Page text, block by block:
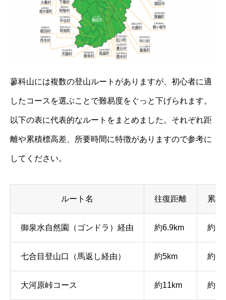
蓼科山には複数の登山ルートがありますが、初心者に適
したコースを選ぶことで難易度をぐっと下げられます。
以下の表に代表的なルートをまとめました。それぞれ距
離や累積標高差、所要時間に特徴がありますので参考に
してください。
ルート名 往復距離 累積
御泉水自然園（ゴンドラ）経由 約6.9km 約
七合目登山口（馬返し経由） 約5km 約
大河原峠コース 約11km 約